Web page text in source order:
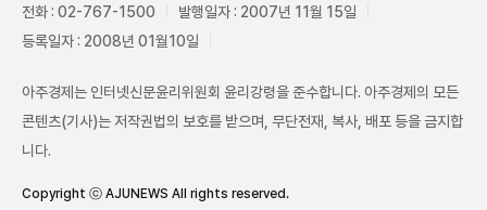
전화 : 02-767-1500
발행일자 : 2007년 11월 15일
등록일자 : 2008년 01월10일
아주경제는 인터넷신문윤리위원회 윤리강령을 준수합니다. 아주경제의 모든
콘텐츠(기사)는 저작권법의 보호를 받으며, 무단전재, 복사, 배포 등을 금지합
니다.
Copyright ⓒ AJUNEWS All rights reserved.